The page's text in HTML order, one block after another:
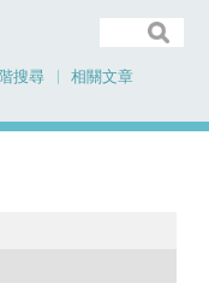
搜尋
相關文章